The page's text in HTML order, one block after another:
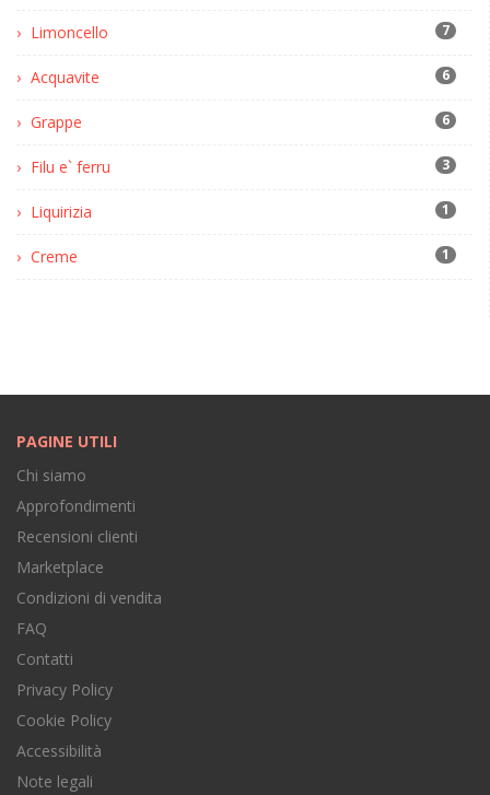
Limoncello 7
Acquavite 6
Grappe 6
Filu e` ferru 3
Liquirizia 1
Creme 1
PAGINE UTILI
Chi siamo
Approfondimenti
Recensioni clienti
Marketplace
Condizioni di vendita
FAQ
Contatti
Privacy Policy
Cookie Policy
Accessibilità
Note legali